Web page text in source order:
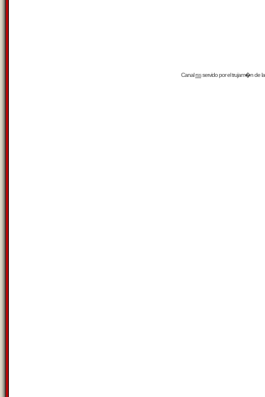
Canalrssservido por eltrujam�nde